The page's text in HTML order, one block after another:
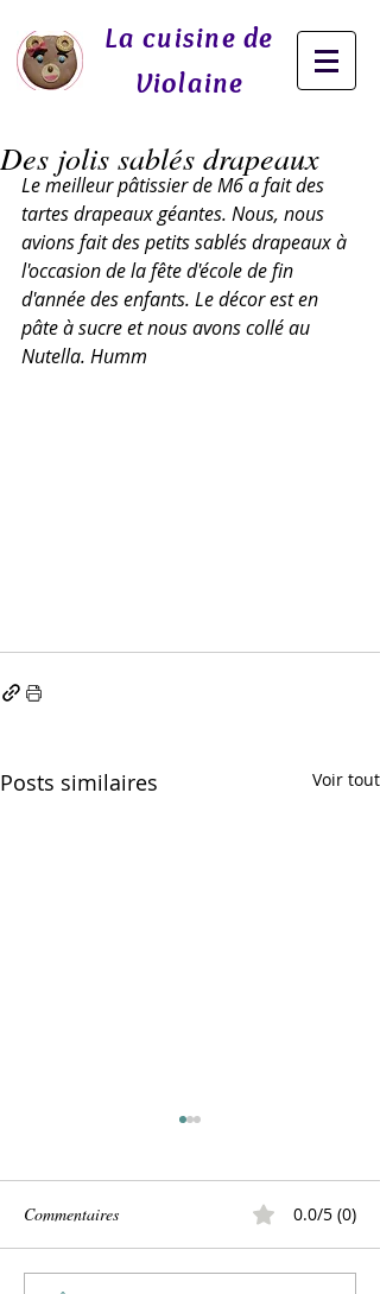
La cuisine de
Violaine
Des jolis sablés drapeaux
Le meilleur pâtissier de M6 a fait des
tartes drapeaux géantes. Nous, nous
avions fait des petits sablés drapeaux à
l'occasion de la fête d'école de fin
d'année des enfants. Le décor est en
pâte à sucre et nous avons collé au
Nutella. Humm
Posts similaires Voir tout
Commentaires 0.0/5 (0)